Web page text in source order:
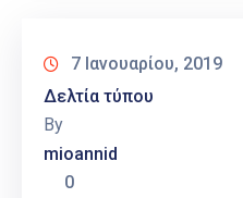
7 Ιανουαρίου, 2019
Δελτία τύπου
By
mioannid
0